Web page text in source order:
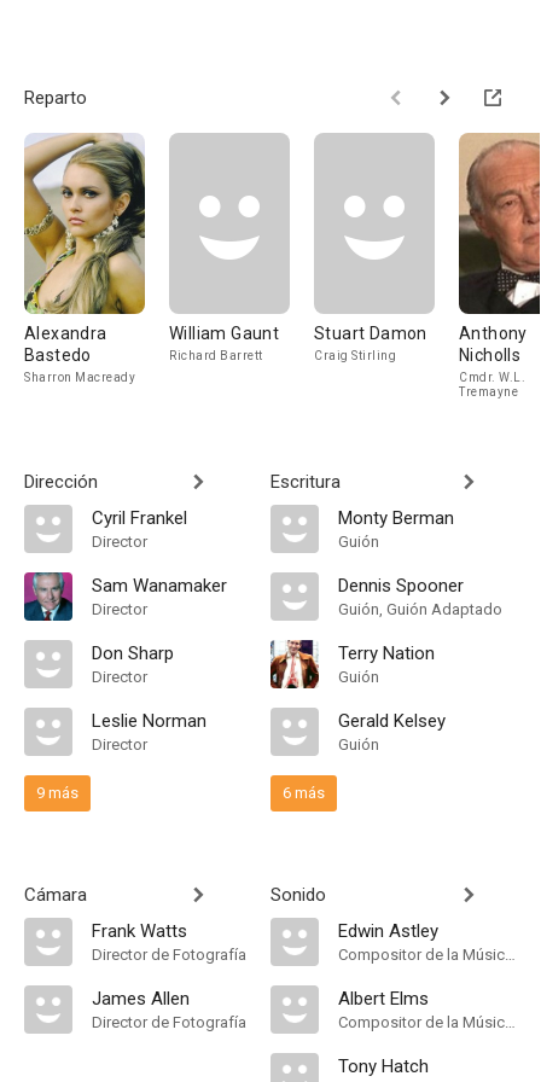
Reparto
Alexandra
Bastedo
Sharron Macready
William Gaunt
Richard Barrett
Stuart Damon
Craig Stirling
Anthony
Nicholls
Cmdr. W.L.
Tremayne
Dirección
Cyril Frankel
Director
Sam Wanamaker
Director
Don Sharp
Director
Leslie Norman
Director
9 más
Cámara
Frank Watts
Director de Fotografía
James Allen
Director de Fotografía
Escritura
Monty Berman
Guión
Dennis Spooner
Guión, Guión Adaptado
Terry Nation
Guión
Gerald Kelsey
Guión
6 más
Sonido
Edwin Astley
Compositor de la Música Original
Albert Elms
Compositor de la Música Original
Tony Hatch